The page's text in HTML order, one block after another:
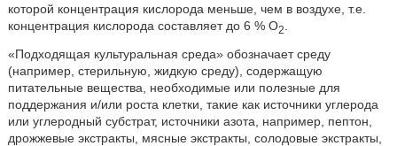
которой концентрация кислорода меньше, чем в воздухе, т.е.
концентрация кислорода составляет до 6 % O2
«Подходящая культуральная среда» обозначает среду
(например, стерильную, жидкую среду), содержащую
питательные вещества, необходимые или полезные для
поддержания и/или роста клетки, такие как источники углерода
или углеродный субстрат, источники азота, например, пептон,
дрожжевые экстракты, мясные экстракты, солодовые экстракты,